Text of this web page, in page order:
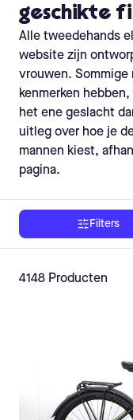
geschikte
Alle tweedehands
website zijn
vrouwen.
kenmerken
het ene geslacht
uitleg over hoe je
mannen kiest,
pagina.
Filters
4148 Producten